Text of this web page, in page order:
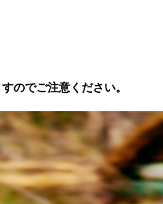
のでご注意ください。